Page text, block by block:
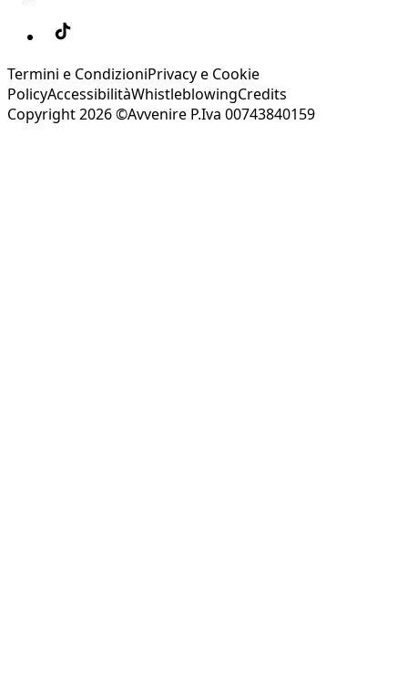
Termini e CondizioniPrivacy e Cookie
PolicyAccessibilitàWhistleblowingCredits
Copyright 2026 ©Avvenire P.Iva 00743840159